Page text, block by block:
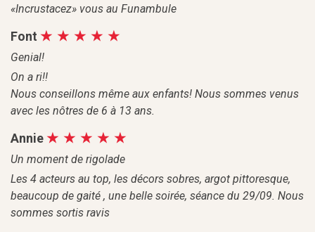
«Incrustacez» vous au Funambule
Font
Genial!
On a ri!!
Nous conseillons même aux enfants! Nous sommes venus
avec les nôtres de 6 à 13 ans.
Annie
Un moment de rigolade
Les 4 acteurs au top, les décors sobres, argot pittoresque,
beaucoup de gaité , une belle soirée, séance du 29/09. Nous
sommes sortis ravis